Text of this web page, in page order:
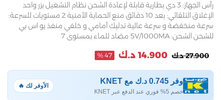
رأس الجهاز: 3 دي بطارية قابلة لإعادة الشحن نظام التشغيل بزر واحد
الإغلاق التلقائي: بعد 10 دقائق منع الحماية الأمنية 2 مستويات للسرعة:
سرعة منخفضة و سرعة عالية تدليك أمامي و خلفي منفذ يو اس بي
للشحن الشحن: 5V/1000MA مضاد للماء بمستوى 7
27.900 د.ك 14.900 د.ك 47 %
وفر 0.745 د.ك مع KNET
خصم 5% فوري عند الدفع عبر KNET
الأوفر لك 🔥